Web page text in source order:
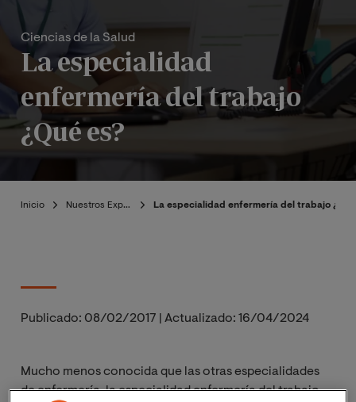
Ciencias de la Salud
La especialidad
enfermería del trabajo
¿Qué es?
Inicio Nuestros Expertos La especialidad enfermería del trabajo ¿Qué
Publicado: 08/02/2017 Actualizado: 16/04/2024
Mucho menos conocida que las otras especialidades
de enfermería, la especialidad enfermería del trabajo,